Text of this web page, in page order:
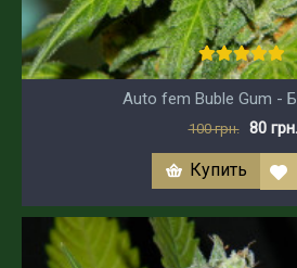
Auto fem Buble Gum -
100 грн. 80 грн.
Купить